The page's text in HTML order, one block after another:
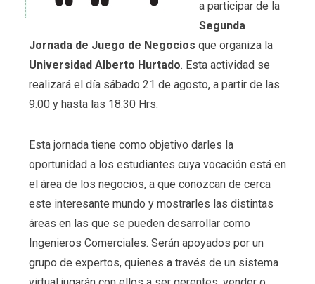
a participar de la
Segunda
Jornada de Juego de Negocios que organiza la
Universidad Alberto Hurtado. Esta actividad se
realizará el día sábado 21 de agosto, a partir de las
9.00 y hasta las 18.30 Hrs.
Esta jornada tiene como objetivo darles la
oportunidad a los estudiantes cuya vocación está en
el área de los negocios, a que conozcan de cerca
este interesante mundo y mostrarles las distintas
áreas en las que se pueden desarrollar como
Ingenieros Comerciales. Serán apoyados por un
grupo de expertos, quienes a través de un sistema